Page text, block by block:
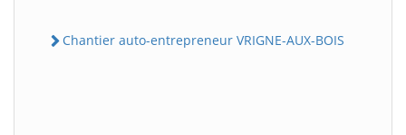
Chantier auto-entrepreneur VRIGNE-AUX-BOIS